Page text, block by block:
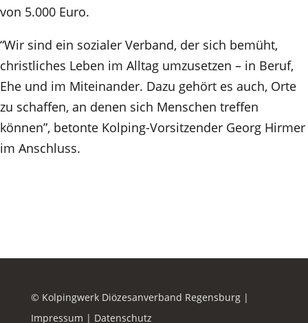
von 5.000 Euro.
“Wir sind ein sozialer Verband, der sich bemüht,
christliches Leben im Alltag umzusetzen – in Beruf,
Ehe und im Miteinander. Dazu gehört es auch, Orte
zu schaffen, an denen sich Menschen treffen
können”, betonte Kolping-Vorsitzender Georg Hirmer
im Anschluss.
© Kolpingwerk Diözesanverband Regensburg |
Impressum | Datenschutz